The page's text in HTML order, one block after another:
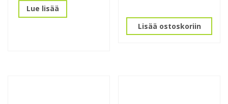
Lue lisää
Lisää ostoskoriin